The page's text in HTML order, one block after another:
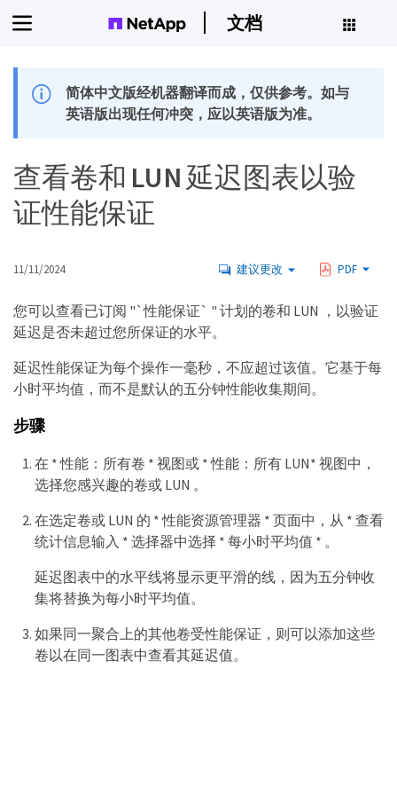
文档
简体中文版经机器翻译而成，仅供参考。如与
英语版出现任何冲突，应以英语版为准。
查看卷和 LUN 延迟图表以验
证性能保证
11/11/2024 建议更改 PDF
您可以查看已订阅 "`性能保证` " 计划的卷和 LUN ，以验证
延迟是否未超过您所保证的水平。
延迟性能保证为每个操作一毫秒，不应超过该值。它基于每
小时平均值，而不是默认的五分钟性能收集期间。
步骤
在 * 性能：所有卷 * 视图或 * 性能：所有 LUN* 视图中，
选择您感兴趣的卷或 LUN 。
在选定卷或 LUN 的 * 性能资源管理器 * 页面中，从 * 查看
统计信息输入 * 选择器中选择 * 每小时平均值 * 。
延迟图表中的水平线将显示更平滑的线，因为五分钟收
集将替换为每小时平均值。
如果同一聚合上的其他卷受性能保证，则可以添加这些
卷以在同一图表中查看其延迟值。